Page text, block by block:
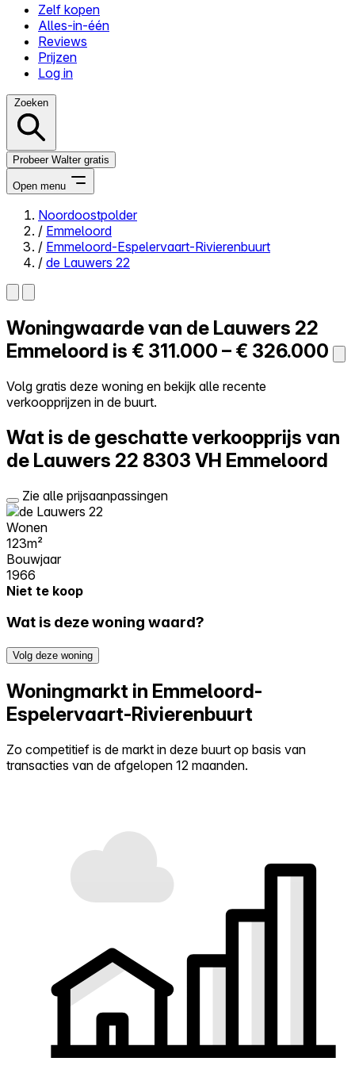
Zelf kopen
Alles-in-één
Reviews
Prijzen
Log in
Zoeken
Probeer Walter gratis
Open menu
Close menu
Zelf kopen
Alles-in-één
Reviews
Log in
Noordoostpolder
/ Emmeloord
/ Emmeloord-Espelervaart-Rivierenbuurt
/ de Lauwers 22
Woningwaarde van de Lauwers 22
Emmeloord is € 311.000 – € 326.000
Volg gratis deze woning en bekijk alle recente
verkoopprijzen in de buurt.
Wat is de geschatte verkoopprijs van
de Lauwers 22 8303 VH Emmeloord
Zie alle prijsaanpassingen
Wonen
123m²
Bouwjaar
1966
Niet te koop
Wat is deze woning waard?
Volg deze woning
Woningmarkt in Emmeloord-
Espelervaart-Rivierenbuurt
Zo competitief is de markt in deze buurt op basis van
transacties van de afgelopen 12 maanden.